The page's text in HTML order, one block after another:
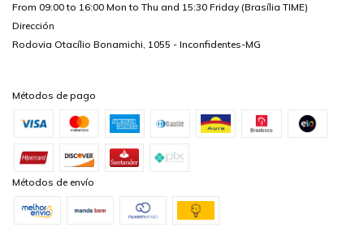
From 09:00 to 16:00 Mon to Thu and 15:30 Friday (Brasília TIME)
Dirección
Rodovia Otacílio Bonamichi, 1055 - Inconfidentes-MG
Métodos de pago
Métodos de envío